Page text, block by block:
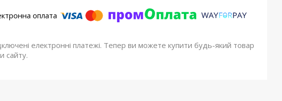
електронні платежі. Тепер ви можете купити будь-який товар
сайту.